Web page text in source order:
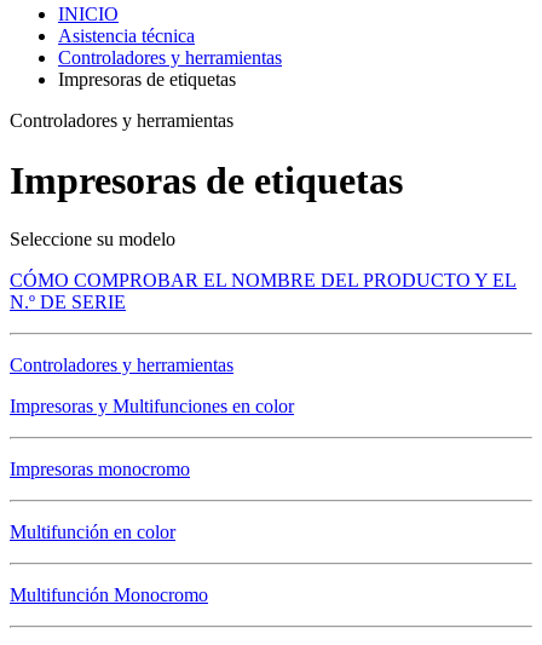
INICIO
Asistencia técnica
Controladores y herramientas
Impresoras de etiquetas
Controladores y herramientas
Impresoras de etiquetas
Seleccione su modelo
CÓMO COMPROBAR EL NOMBRE DEL PRODUCTO Y EL
N.º DE SERIE
Controladores y herramientas
Impresoras y Multifunciones en color
Impresoras monocromo
Multifunción en color
Multifunción Monocromo